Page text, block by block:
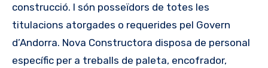
construcció. I són posseïdors de totes les
titulacions atorgades o requerides pel Govern
d’Andorra. Nova Constructora disposa de personal
específic per a treballs de paleta, encofrador,